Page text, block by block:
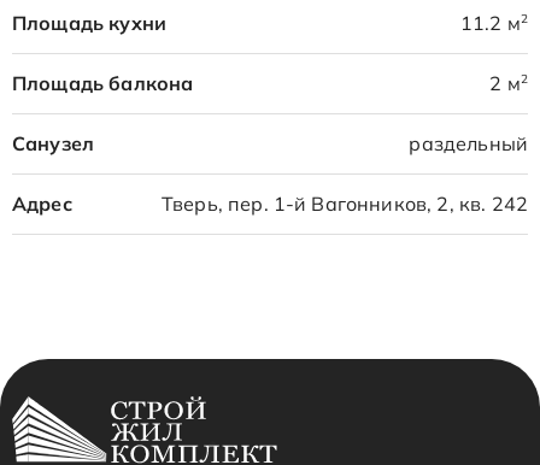
Площадь кухни 11.2 м2
Площадь балкона 2 м2
Санузел раздельный
Адрес Тверь, пер. 1-й Вагонников, 2, кв. 242